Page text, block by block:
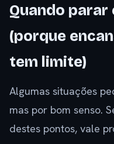
Quando parar
(porque
tem limite)
Algumas situações
mas por bom senso.
destes pontos, vale